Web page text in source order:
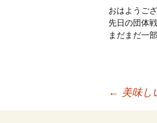
おはようご
先日の団体
まだまだ一
← 美味し